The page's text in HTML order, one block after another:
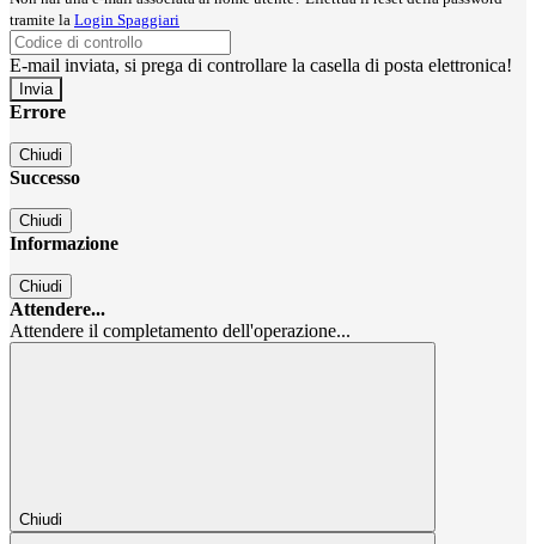
tramite la Login Spaggiari
E-mail inviata, si prega di controllare la casella di posta elettronica!
Errore
Chiudi
Successo
Chiudi
Informazione
Chiudi
Attendere...
Attendere il completamento dell'operazione...
Chiudi